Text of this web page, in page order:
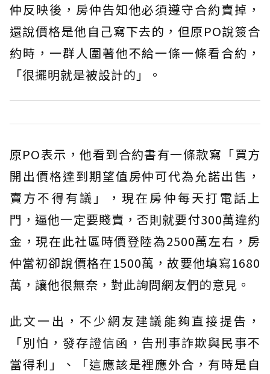
仲反映後，房仲告知他必須遵守合約賣掉，
還說價格是他自己寫下去的，但原PO說簽合
約時，一群人圍著他不給一條一條看合約，
「很擺明就是被設計的」。
原PO表示，他看到合約書有一條款寫「買方
開出價格達到期望值房仲可代為允諾出售，
賣方不得有議」，現在房仲每天打電話上
門，逼他一定要賤賣，否則就要付300萬違約
金，現在此社區時價登陸為2500萬左右，房
仲當初卻說價格在1500萬，故要他填寫1680
萬，讓他很無奈，對此詢問網友們的意見。
此文一出，不少網友建議能夠直接提告，
「別怕，發存證信函，告刑事詐欺與民事不
當得利」、「這應該是裡應外合，有時是自